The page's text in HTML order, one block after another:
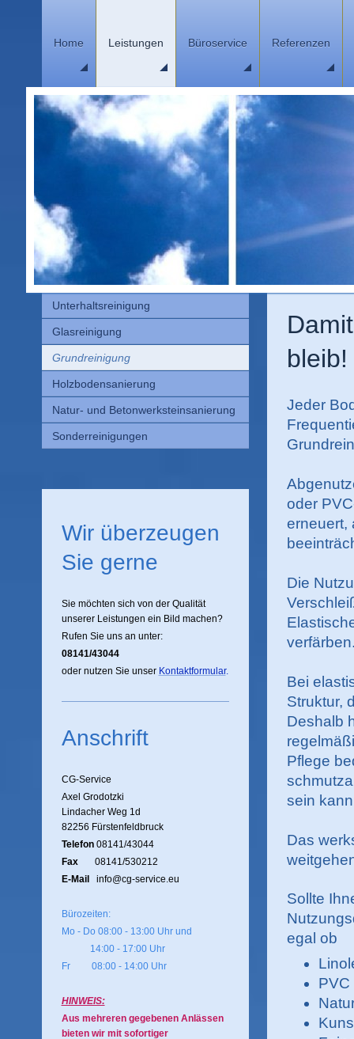
Home Leistungen Büroservice Referenzen
bleib!
Jeder
oder
erneuert,
Die
Bei
Struktur,
Deshalb
Pflege
sein
Das
Sollte
egal ob
PVC
Unterhaltsreinigung
Glasreinigung
Grundreinigung
Holzbodensanierung
Natur- und Betonwerksteinsanierung
Sonderreinigungen
Wir überzeugen
Sie gerne
Sie möchten sich von der Qualität
unserer Leistungen ein Bild machen?
Rufen Sie uns an unter:
08141/43044
oder nutzen Sie unser Kontaktformular.
Anschrift
CG-Service
Axel Grodotzki
Lindacher Weg 1d
82256 Fürstenfeldbruck
Telefon 08141/43044
Fax
08141/530212
E-Mail info@cg-service.eu
Bürozeiten:
Mo - Do 08:00 - 13:00 Uhr und
14:00 - 17:00 Uhr
Fr 08:00 - 14:00 Uhr
HINWEIS:
Aus mehreren gegebenen Anlässen
bieten wir mit sofortiger